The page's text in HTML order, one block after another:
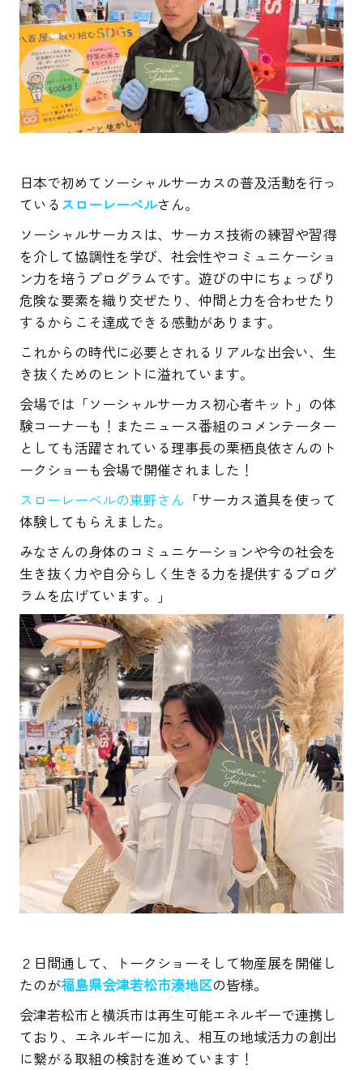
日本で初めてソーシャルサーカスの普及活動を行っ
ている スローレーベルさん。
ソーシャルサーカスは、サーカス技術の練習や習得
を介して協調性を学び、社会性やコミュニケーショ
ン力を培うプログラムです。遊びの中にちょっぴり
危険な要素を織り交ぜたり、仲間と力を合わせたり
するからこそ達成できる感動があります。
これからの時代に必要とされるリアルな出会い、生
き抜くためのヒントに溢れています。
会場では「ソーシャルサーカス初心者キット」の体
験コーナーも！またニュース番組のコメンテーター
としても活躍されている理事長の栗栖良依さんのト
ークショーも会場で開催されました！
スローレーベルの東野さん 「サーカス道具を使って
体験してもらえました。
みなさんの身体のコミュニケーションや今の社会を
生き抜く力や自分らしく生きる力を提供するプログ
ラムを広げています。」
２日間通して、トークショーそして物産展を開催し
たのが福島県会津若松市湊地区の皆様。
会津若松市と横浜市は再生可能エネルギーで連携し
ており、エネルギーに加え、相互の地域活力の創出
に繋がる取組の検討を進めています！